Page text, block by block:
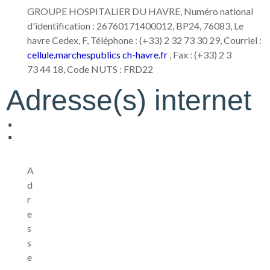
GROUPE HOSPITALIER DU HAVRE, Numéro national
d'identification : 26760171400012, BP24, 76083, Le
havre Cedex, F, Téléphone : (+33) 2 32 73 30 29, Courriel :
cellule.marchespublics ch-havre.fr , Fax : (+33) 2 3
73 44 18, Code NUTS : FRD22
Adresse(s) internet
:
A
d
r
e
s
s
e